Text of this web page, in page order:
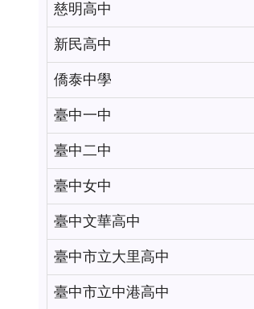
慈明高中
新民高中
僑泰中學
臺中一中
臺中二中
臺中女中
臺中文華高中
臺中市立大里高中
臺中市立中港高中